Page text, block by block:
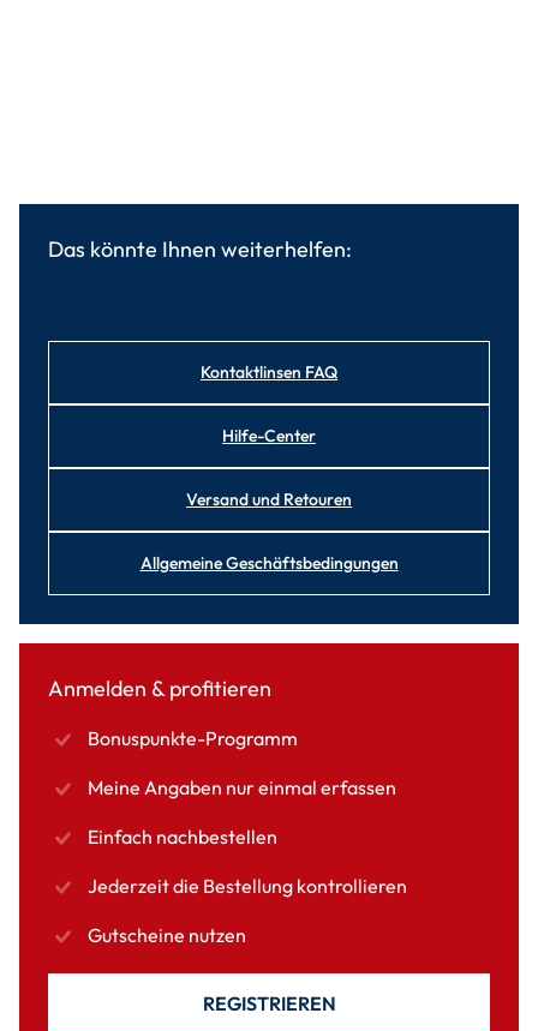
Das könnte Ihnen weiterhelfen:
Kontaktlinsen FAQ
Hilfe-Center
Versand und Retouren
Allgemeine Geschäftsbedingungen
Anmelden & profitieren
Bonuspunkte-Programm
Meine Angaben nur einmal erfassen
Einfach nachbestellen
Jederzeit die Bestellung kontrollieren
Gutscheine nutzen
REGISTRIEREN